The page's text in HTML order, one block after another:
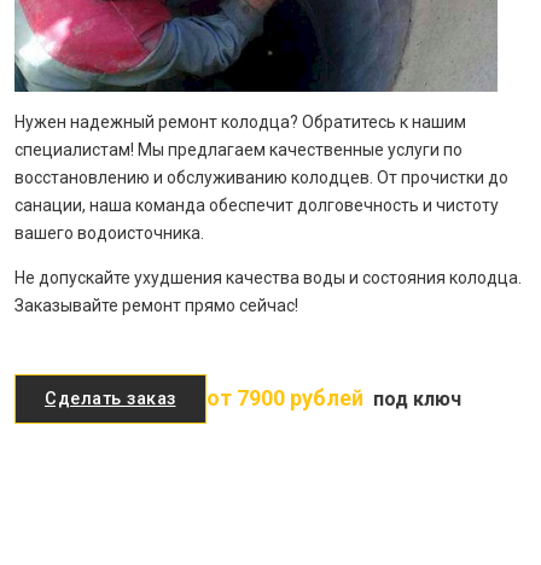
Нужен надежный ремонт колодца? Обратитесь к нашим
специалистам! Мы предлагаем качественные услуги по
восстановлению и обслуживанию колодцев. От прочистки до
санации, наша команда обеспечит долговечность и чистоту
вашего водоисточника.
Не допускайте ухудшения качества воды и состояния колодца.
Заказывайте ремонт прямо сейчас!
Сделать заказ от 7900 рублей под ключ